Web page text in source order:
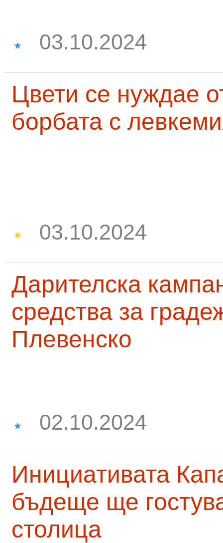
03.10.2024
Цвети се нуждае
борбата с
03.10.2024
Дарителска
средства за
Плевенско
02.10.2024
Инициативата
бъдеще ще
столица